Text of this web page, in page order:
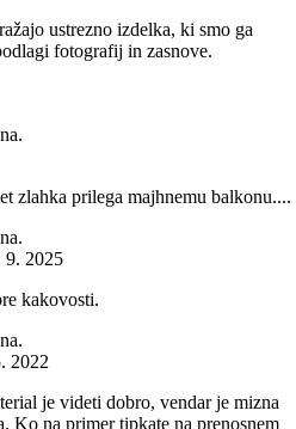
ustrezno izdelka, ki smo ga
fotografij in zasnove.
zlahka prilega majhnemu balkonu....
9. 2025
kakovosti.
2022
je videti dobro, vendar je mizna
Ko na primer tipkate na prenosnem